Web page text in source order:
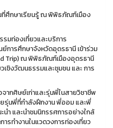
ศึกษาเรียนรู้ ณ พิพิธภัณฑ์เมือง
มท่องเที่ยวและบริการ
การศึกษาจังหวัดอุดรธานี เข้าร่วม
Trip) ณ พิพิธภัณฑ์เมืองอุดรธานี
เชิงวัฒนธรรมและชุมชน และ การ
ากศิษย์เก่าและรุ่นพี่ในสายวิชาชีพ
รุ่นพี่ที่กำลังฝึกงาน พี่ออม และพี่
นำ และนำชมนิทรรศการอย่างใกล้
รทำงานในแวดวงการท่องเที่ยว